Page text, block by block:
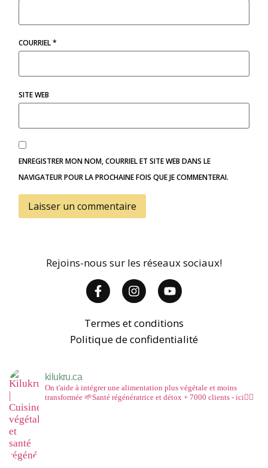
COURRIEL*
SITE WEB
ENREGISTRER MON NOM, COURRIEL ET SITE WEB DANS LE
NAVIGATEUR POUR LA PROCHAINE FOIS QUE JE COMMENTERAI.
Rejoins-nous sur les réseaux sociaux!
Termes et conditions
Politique de confidentialité
kilukru.ca
On t'aide à intégrer une alimentation plus végétale et moins
transformée 🌱Santé régénératrice et détox + 7000 clients - ici👇🏻